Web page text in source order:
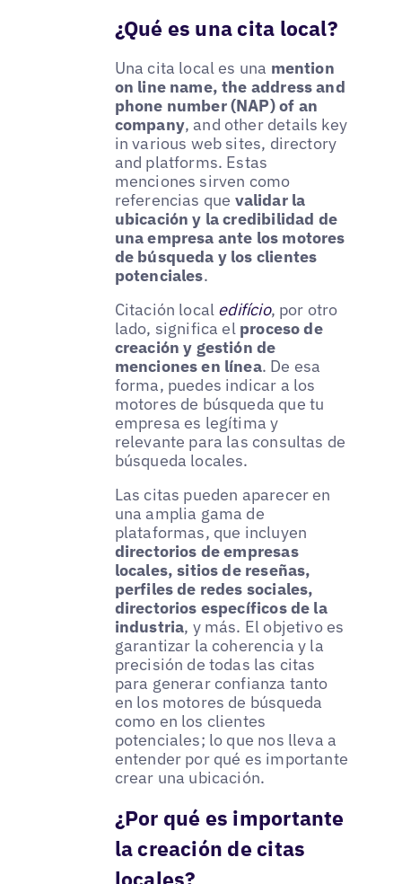
¿Qué es una cita local?
Una cita local es una mention
on line name, the address and
phone number (NAP) of an
company, and other details key
in various web sites, directory
and platforms. Estas
menciones sirven como
referencias que validar la
ubicación y la credibilidad de
una empresa ante los motores
de búsqueda y los clientes
potenciales.
Citación local edifício, por otro
lado, significa el proceso de
creación y gestión de
menciones en línea. De esa
forma, puedes indicar a los
motores de búsqueda que tu
empresa es legítima y
relevante para las consultas de
búsqueda locales.
Las citas pueden aparecer en
una amplia gama de
plataformas, que incluyen
directorios de empresas
locales, sitios de reseñas,
perfiles de redes sociales,
directorios específicos de la
industria, y más. El objetivo es
garantizar la coherencia y la
precisión de todas las citas
para generar confianza tanto
en los motores de búsqueda
como en los clientes
potenciales; lo que nos lleva a
entender por qué es importante
crear una ubicación.
¿Por qué es importante
la creación de citas